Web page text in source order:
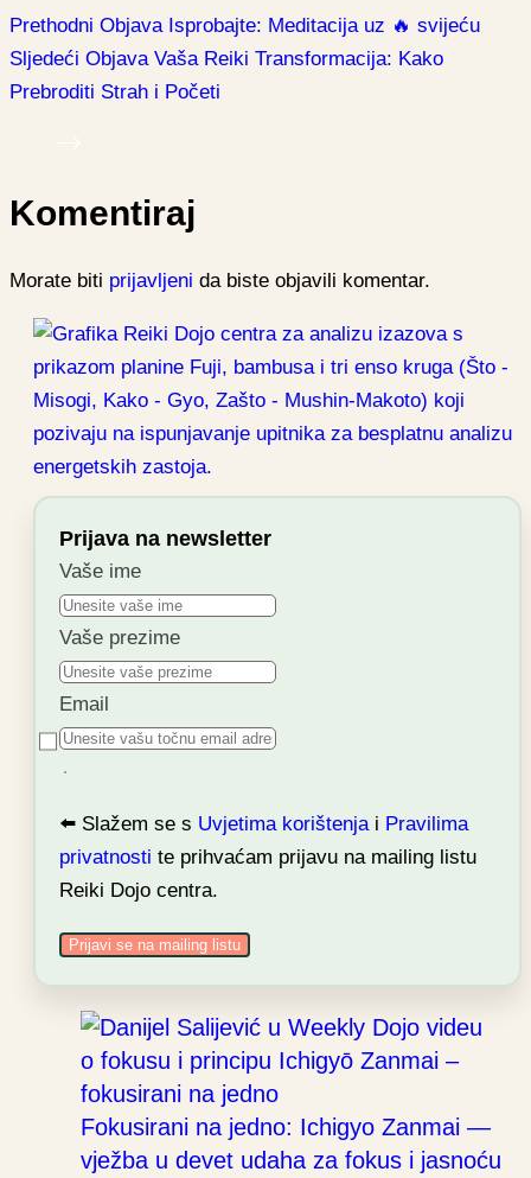
Prethodni Objava Isprobajte: Meditacija uz 🔥 svijeću
Sljedeći Objava Vaša Reiki Transformacija: Kako
Prebroditi Strah i Početi
Komentiraj
Morate biti prijavljeni da biste objavili komentar.
Prijava na newsletter
Vaše ime
Vaše prezime
Email
⬅️ Slažem se s Uvjetima korištenjai Pravilima
privatnosti te prihvaćam prijavu na mailing listu
Reiki Dojo centra.
Prijavi se na mailing listu
Fokusirani na jedno: Ichigyo Zanmai —
vježba u devet udaha za fokus i jasnoću